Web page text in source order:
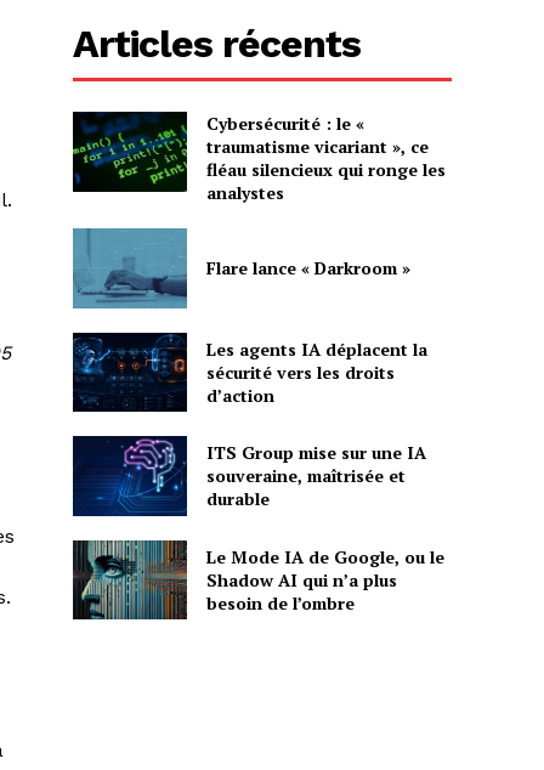
Articles récents
Cybersécurité : le «
traumatisme vicariant », ce
fléau silencieux qui ronge les
analystes
Flare lance « Darkroom »
Les agents IA déplacent la
sécurité vers les droits
d’action
ITS Group mise sur une IA
souveraine, maîtrisée et
durable
Le Mode IA de Google, ou le
Shadow AI qui n’a plus
besoin de l’ombre